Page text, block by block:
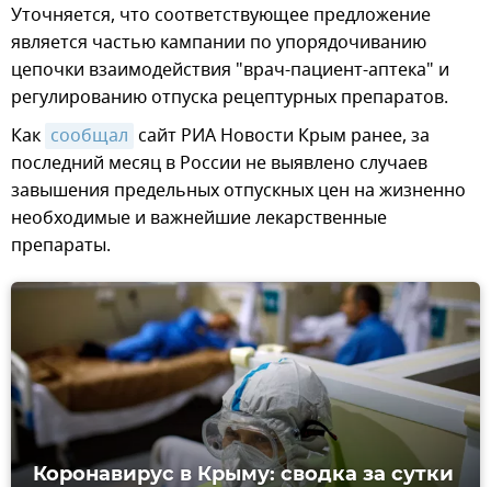
Уточняется, что соответствующее предложение
является частью кампании по упорядочиванию
цепочки взаимодействия "врач-пациент-аптека" и
регулированию отпуска рецептурных препаратов.
Как сообщал сайт РИА Новости Крым ранее, за
последний месяц в России не выявлено случаев
завышения предельных отпускных цен на жизненно
необходимые и важнейшие лекарственные
препараты.
Коронавирус в Крыму: сводка за сутки